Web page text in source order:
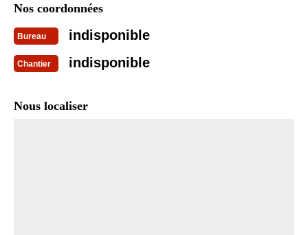
Nos coordonnées
Bureau indisponible
Chantier indisponible
Nous localiser